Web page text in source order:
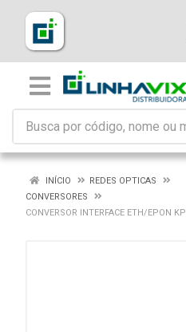
INÍCIO
REDES OPTICAS
CONVERSORES
CONVERSOR INTERFACE ETH/EPON